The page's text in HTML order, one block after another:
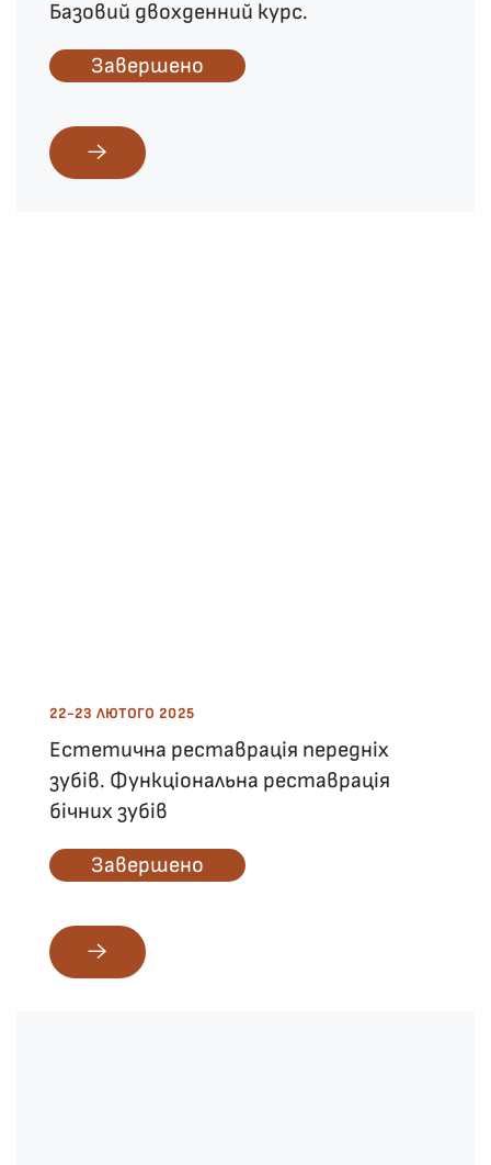
Базовий двохденний курс.
Завершено
22-23 ЛЮТОГО 2025
Естетична реставрація передніх
зубів. Функціональна реставрація
бічних зубів
Завершено